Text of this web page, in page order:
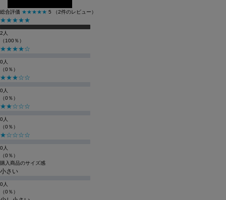
総合評価 ★★★★★ 5 （2件のレビュー）
★★★★★
2人
（100％）
★★★★☆
0人
（0％）
★★★☆☆
0人
（0％）
★★☆☆☆
0人
（0％）
★☆☆☆☆
0人
（0％）
購入商品のサイズ感
小さい
0人
（0％）